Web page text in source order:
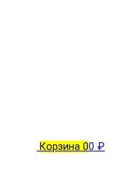
Корзина 00 ₽